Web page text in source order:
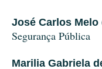
José Carlos Melo
Segurança Pública
Marilia Gabriela